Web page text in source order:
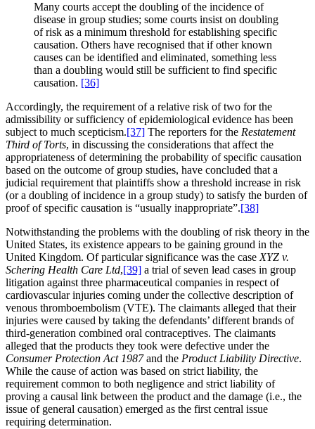
Many courts accept the doubling of the incidence of
disease in group studies; some courts insist on doubling
of risk as a minimum threshold for establishing specific
causation. Others have recognised that if other known
causes can be identified and eliminated, something less
than a doubling would still be sufficient to find specific
causation. [36]
Accordingly, the requirement of a relative risk of two for the
admissibility or sufficiency of epidemiological evidence has been
subject to much scepticism.[37] The reporters for the Restatement
Third of Torts, in discussing the considerations that affect the
appropriateness of determining the probability of specific causation
based on the outcome of group studies, have concluded that a
judicial requirement that plaintiffs show a threshold increase in risk
(or a doubling of incidence in a group study) to satisfy the burden of
proof of specific causation is “usually inappropriate”.[38]
Notwithstanding the problems with the doubling of risk theory in the
United States, its existence appears to be gaining ground in the
United Kingdom. Of particular significance was the case XYZ v.
Schering Health Care Ltd,[39] a trial of seven lead cases in group
litigation against three pharmaceutical companies in respect of
cardiovascular injuries coming under the collective description of
venous thromboembolism (VTE). The claimants alleged that their
injuries were caused by taking the defendants’ different brands of
third-generation combined oral contraceptives. The claimants
alleged that the products they took were defective under the
Consumer Protection Act 1987and the Product Liability Directive.
While the cause of action was based on strict liability, the
requirement common to both negligence and strict liability of
proving a causal link between the product and the damage (i.e., the
issue of general causation) emerged as the first central issue
requiring determination.